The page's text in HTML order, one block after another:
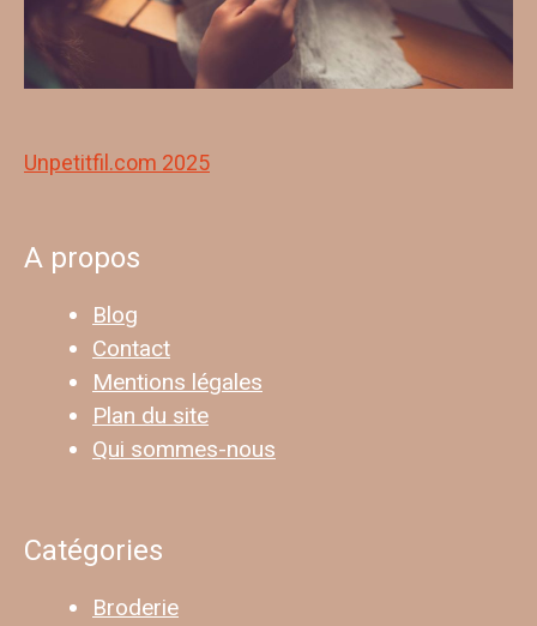
Unpetitfil.com 2025
A propos
Blog
Contact
Mentions légales
Plan du site
Qui sommes-nous
Catégories
Broderie